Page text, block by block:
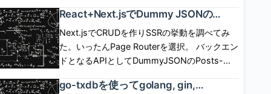
で、Chromeで再度フェデレーションを開始し
たとき、 IdP側の認証は走らず、SPにログイン
できる。 ChromeでSP起点でフェデレーショ
ンした後、SafariでSP起点でフェデレーション
したとき、 Chromeでログアウトしたとして
も、Safariのセッションはログアウトしないた
れたことで、 これらのリソースをCaller\'s
role、すなわち呼び出し元権限で動作させるこ
とが可能となった。 呼び出し元の権限次第
で、Snowflake側のガバナンスが全く効かな
い、という世界線は存在せず、 「呼び出し元
の権限」に対して「別のロールによる許可」で
にこの権限を与えて良いか？」を実装しなけれ
ばならない場合、 アプリ側に機能サポートが
なければ、コードでそれを保証しなければなら
ない。 Snowflakeは、ここをExternal OAuth
統合として汎化しフルにサポートしている。
具体的には、SnowflakeはExternal OAuth統合
へのアクセス - 有効なSnowflakeアカウント
と、CREATE APPLICATION PACKAGE 権限
を持つロールが必須である。ロール設計を行
い、この権限を付与したカスタムロールを使用
する Pythonの開発環境 - Python 3.8以上がイ
ンストールされており、pipやcondaといった
Snowflake統合版はSnowflakeの管理するコン
テナ内で実行され、アプリケーションのライフ
サイクル、パフォーマンス特性、状態管理が大
きく異なる。本稿では、この実行モデルの核心
要な知識を整理する。標準的なStreamlitの開発
React+Next.jsでDummy JSONの
CRUDをCSR/SSRの両方で作成して違
いを調べてみた話
Next.jsでCRUDを作りSSRの挙動を調べてみ
た。いったんPage Routerを選択。 バックエン
ドとなるAPIとしてDummyJSONのPosts-
除が用意される。ただし更新、削除はダミーで
go-txdbを使ってgolang, gin,